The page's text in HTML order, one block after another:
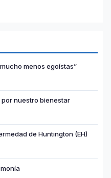
menos egoístas”
nuestro bienestar
de Huntington (EH)